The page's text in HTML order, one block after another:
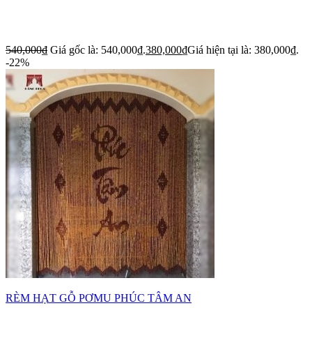
540,000₫ Giá gốc là: 540,000₫.380,000₫Giá hiện tại là: 380,000₫.
-22%
RÈM HẠT GỖ PƠMU PHÚC TÂM AN